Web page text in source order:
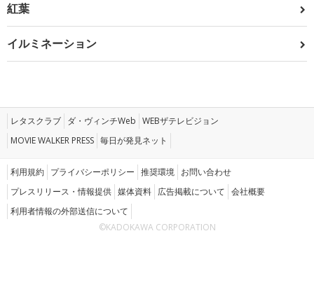
紅葉
イルミネーション
レタスクラブ ダ・ヴィンチWeb WEBザテレビジョン
MOVIE WALKER PRESS 毎日が発見ネット
利用規約 プライバシーポリシー 推奨環境 お問い合わせ
プレスリリース・情報提供 媒体資料 広告掲載について 会社概要
利用者情報の外部送信について
©KADOKAWA CORPORATION